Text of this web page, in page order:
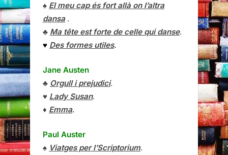
♠ El meu cap és fort allà on l’altra
dansa.
♣ Ma tête est forte de celle qui danse.
♥ Des formes utiles.
Jane Austen
♣ Orgull i prejudici.
♥ Lady Susan.
♦ Emma.
Paul Auster
♠ Viatges per l’Scriptorium.